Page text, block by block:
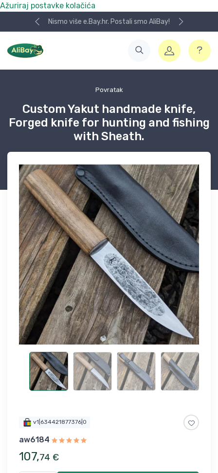
Ažuriraj postavke kolačića
Nismo više e.Bay.hr. Postali smo AliBay!
Povratak
Custom Yakut handmade knife,
Forged knife for hunting and fishing
with Sheath.
v1|634421877376|0
aw6184
107,74 €